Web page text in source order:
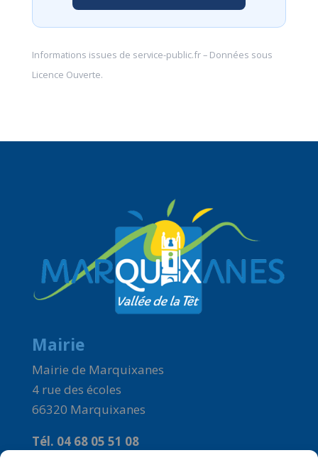
Informations issues de service-public.fr– Données sous
Licence Ouverte.
Mairie
Mairie de Marquixanes
4 rue des écoles
66320 Marquixanes
Tél. 04 68 05 51 08